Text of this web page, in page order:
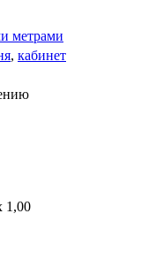
метрами
, кабинет
1,00